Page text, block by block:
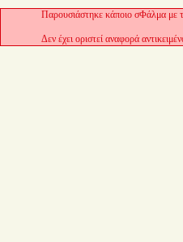
Παρουσιάστηκε κάποιο σΦάλμα με
Δεν έχει οριστεί αναφορά